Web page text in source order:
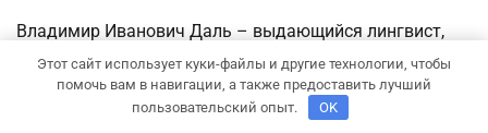
Владимир Иванович Даль – выдающийся лингвист,
этнограф, сборщик народных жизнеописаний, автор
знаменитого «Толкового словаря живого
великорусского языка». Его биография является
Этот сайт использует куки-файлы и другие технологии, чтобы
помочь вам в навигации, а также предоставить лучший
пользовательский опыт.
OK